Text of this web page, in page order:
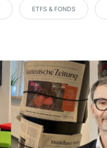
ETFS & FONDS